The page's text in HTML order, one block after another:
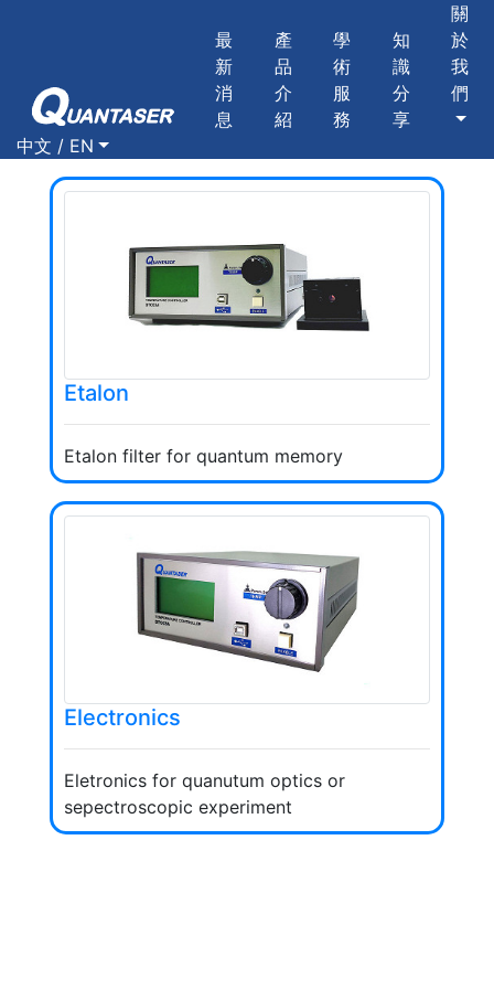
最
新
消
息
產
品
介
紹
學
術
服
務
知
識
分
享
關
於
我
們
中文 / EN
Etalon
Etalon filter for quantum memory
Electronics
Eletronics for quanutum optics or
sepectroscopic experiment